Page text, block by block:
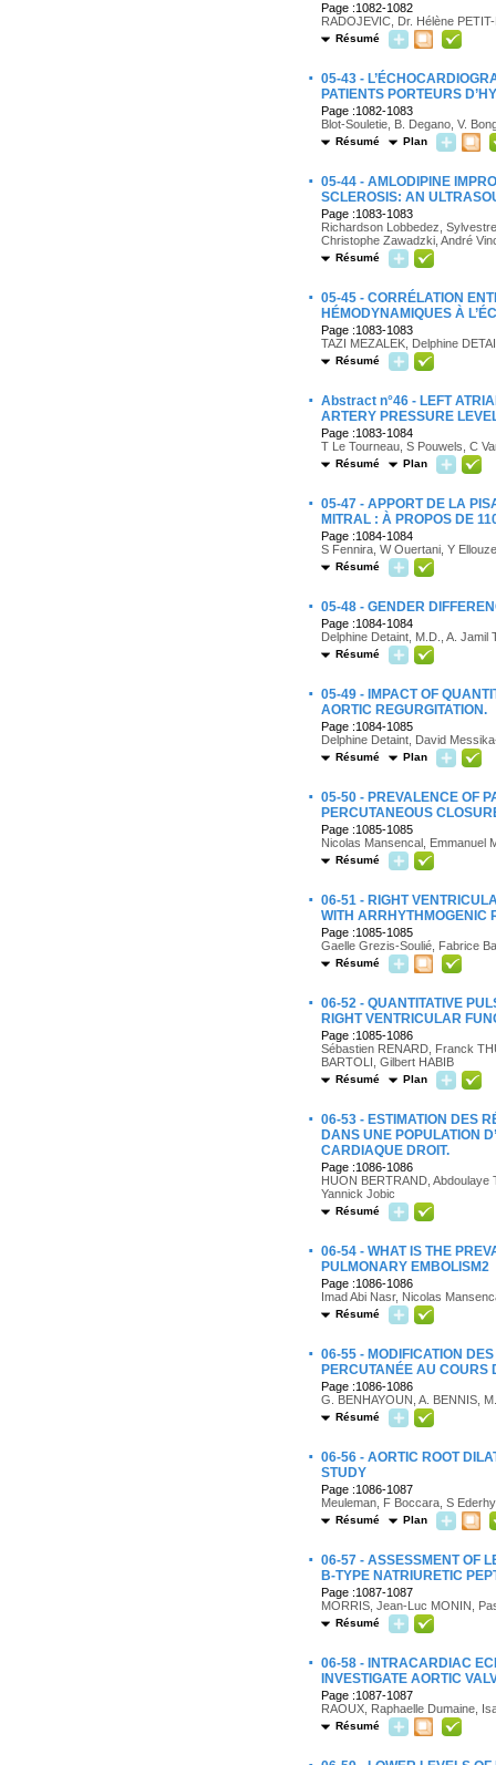
Page :1082-1082
RADOJEVIC, Dr. Hélène
Résumé
· 05-43 -
PATIENTS PORTEURS
Page :1082-1083
Blot-Souletie, B. Degano, V.
Résumé Plan
· 05-44 - AMLODIPINE
SCLEROSIS: AN
Page :1083-1083
Richardson Lobbedez,
Christophe Zawadzki, André
Résumé
· 05-45 - CORRÉLATION
HÉMODYNAMIQUES À
Page :1083-1083
TAZI MEZALEK, Delphine
Résumé
· Abstract n°46 - LEFT
ARTERY PRESSURE
Page :1083-1084
T Le Tourneau, S Pouwels, C
Résumé Plan
· 05-47 - APPORT DE LA
MITRAL : À PROPOS DE
Page :1084-1084
S Fennira, W Ouertani, Y
Résumé
· 05-48 - GENDER
Page :1084-1084
Delphine Detaint, M.D., A.
Résumé
· 05-49 - IMPACT OF
AORTIC REGURGITATION.
Page :1084-1085
Delphine Detaint, David
Résumé Plan
· 05-50 - PREVALENCE OF
PERCUTANEOUS
Page :1085-1085
Nicolas Mansencal, Emmanuel
Résumé
· 06-51 - RIGHT
WITH ARRHYTHMOGENIC
Page :1085-1085
Gaelle Grezis-Soulié, Fabrice
Résumé
· 06-52 - QUANTITATIVE
RIGHT VENTRICULAR
Page :1085-1086
Sébastien RENARD, Franck
BARTOLI, Gilbert HABIB
Résumé Plan
· 06-53 - ESTIMATION DES
DANS UNE POPULATION
CARDIAQUE DROIT.
Page :1086-1086
HUON BERTRAND,
Yannick Jobic
Résumé
· 06-54 - WHAT IS THE
PULMONARY EMBOLISM2
Page :1086-1086
Imad Abi Nasr, Nicolas
Résumé
· 06-55 - MODIFICATION
PERCUTANÉE AU COURS
Page :1086-1086
G. BENHAYOUN, A. BENNIS,
Résumé
· 06-56 - AORTIC ROOT
STUDY
Page :1086-1087
Meuleman, F Boccara, S
Résumé Plan
· 06-57 - ASSESSMENT OF
B-TYPE NATRIURETIC
Page :1087-1087
MORRIS, Jean-Luc MONIN,
Résumé
· 06-58 - INTRACARDIAC
INVESTIGATE AORTIC
Page :1087-1087
RAOUX, Raphaelle Dumaine,
Résumé